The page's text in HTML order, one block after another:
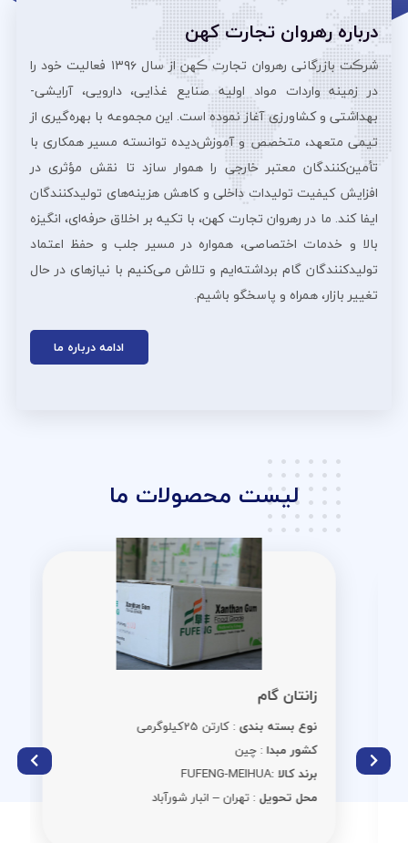
درباره رهروان تجارت کهن
شرڪت بازرگانی رهروان تجارت ڪهن از سال ۱۳۹۶ فعالیت خود را
در زمینه واردات مواد اولیه صنایع غذایی، دارویی، آرایشی‌-
بهداشتی و کشاورزی آغاز نموده است. این مجموعه با بهره‌گیری از
تیمی متعهد، متخصص و آموزش‌دیده توانسته مسیر همکاری با
تأمین‌کنندگان معتبر خارجی را هموار سازد تا نقش مؤثری در
افزایش کیفیت تولیدات داخلی و کاهش هزینه‌های تولیدکنندگان
ایفا کند. ما در رهروان تجارت کهن، با تکیه بر اخلاق حرفه‌ای، انگیزه
بالا و خدمات اختصاصی، همواره در مسیر جلب و حفظ اعتماد
تولیدکنندگان گام برداشته‌ایم و تلاش می‌کنیم با نیازهای در حال
تغییر بازار، همراه و پاسخگو باشیم.
ادامه درباره ما
لیست محصولات ما
زانتان گام
نوع بسته بندی: کارتن 25کیلوگرمی
کشور مبدا: چین
برند کالا :FUFENG-MEIHUA
محل تحویل: تهران – انبار شورآباد